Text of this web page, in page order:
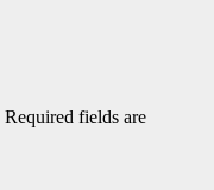
Required fields are